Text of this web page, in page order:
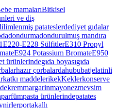
mamalarıBitkisel
ve diş
patateslerdediyet gıdalar
dondurmadondurulmuş mandıra
E220-E228 SülfitlerE310 Propyl
E924 Potassium BromateE950
ürünlerindegıda boyasıgıda
hazır çorbalardahububatjelatinli
katkı maddelerikekKeklerkonserve
kremmargarinmayonezmevsim
parfümpasta ürünlerindepatates
portakallı